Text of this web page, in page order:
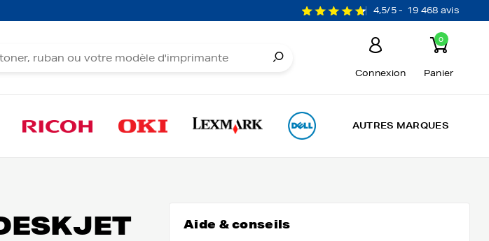
4,5/5 - 19 468 avis
Connexion
0
Panier
AUTRES MARQUES
Aide & conseils